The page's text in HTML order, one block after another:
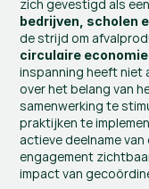
zich gevestigd als
bedrijven, scholen
circulaire economie
inspanning heeft niet
over het belang van
samenwerking te
praktijken te
actieve deelname
engagement
impact van